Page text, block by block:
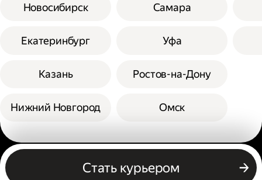
Новосибирск
Екатеринбург
Казань
Нижний Новгород
Самара
Уфа
Ростов-на-Дону
Омск
Стать курьером
Другие профессии